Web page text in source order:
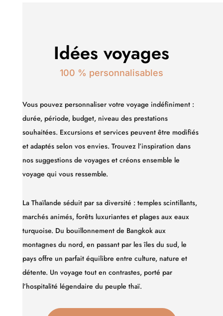
Idées voyages
100 % personnalisables
Vous pouvez personnaliser votre voyage indéfiniment :
durée, période, budget, niveau des prestations
souhaitées. Excursions et services peuvent être modifiés
et adaptés selon vos envies. Trouvez l’inspiration dans
nos suggestions de voyages et créons ensemble le
voyage qui vous ressemble.
La Thaïlande séduit par sa diversité : temples scintillants,
marchés animés, forêts luxuriantes et plages aux eaux
turquoise. Du bouillonnement de Bangkok aux
montagnes du nord, en passant par les îles du sud, le
pays offre un parfait équilibre entre culture, nature et
détente. Un voyage tout en contrastes, porté par
l’hospitalité légendaire du peuple thaï.